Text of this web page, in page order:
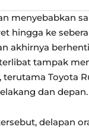
menyebabkan
hingga ke
akhirnya
tampak
terutama Toyota
dan depan.
delapan